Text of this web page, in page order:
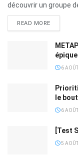
découvrir un groupe
READ MORE
6
le
6
[Test
5